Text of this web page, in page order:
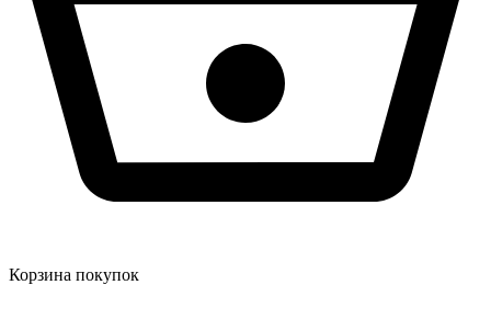
Корзина покупок